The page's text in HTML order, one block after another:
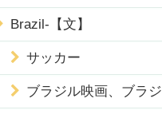
Brazil-【文】
サッカー
ブラジル映画、ブラ